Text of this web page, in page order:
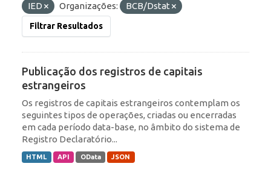
IED
Organizações: BCB/Dstat
Filtrar Resultados
Publicação dos registros de capitais
estrangeiros
Os registros de capitais estrangeiros contemplam os
seguintes tipos de operações, criadas ou encerradas
em cada período data-base, no âmbito do sistema de
Registro Declaratório...
HTML API OData JSON